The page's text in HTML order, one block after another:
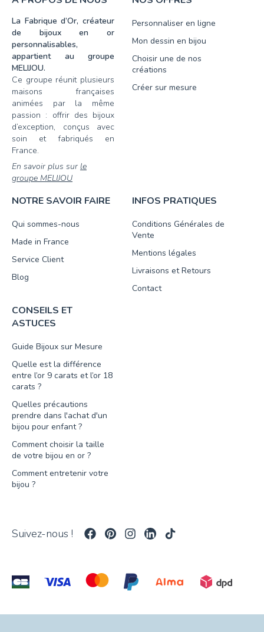
La Fabrique d’Or, créateur
de bijoux en or
personnalisables,
appartient au groupe
MELIJOU.
Ce groupe réunit plusieurs
maisons françaises
animées par la même
passion : offrir des bijoux
d’exception, conçus avec
soin et fabriqués en
France.
En savoir plus sur le
groupe MELIJOU
Personnaliser en ligne
Mon dessin en bijou
Choisir une de nos
créations
Créer sur mesure
NOTRE SAVOIR FAIRE
Qui sommes-nous
Made in France
Service Client
Blog
INFOS PRATIQUES
Conditions Générales de
Vente
Mentions légales
Livraisons et Retours
Contact
CONSEILS ET
ASTUCES
Guide Bijoux sur Mesure
Quelle est la différence
entre l’or 9 carats et l’or 18
carats ?
Quelles précautions
prendre dans l'achat d'un
bijou pour enfant ?
Comment choisir la taille
de votre bijou en or ?
Comment entretenir votre
bijou ?
Suivez-nous !